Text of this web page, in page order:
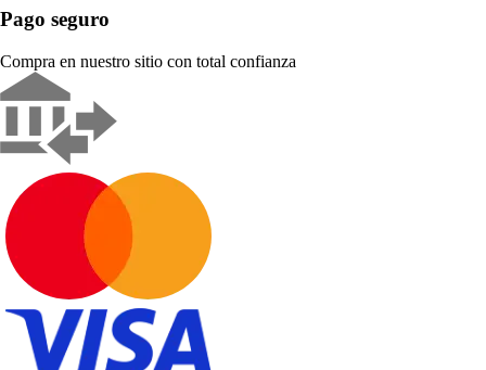
Pago seguro
Compra en nuestro sitio con total confianza